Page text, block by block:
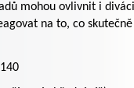
mohou ovlivnit i
na to, co